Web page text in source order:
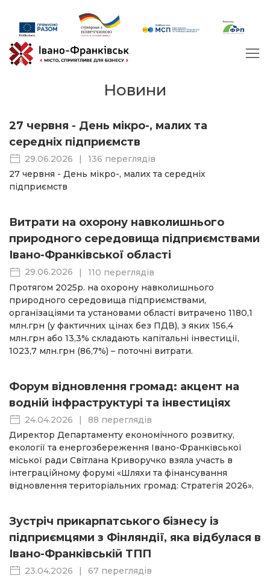
Новини
27 червня - День мікро-, малих та
середніх підприємств
29.06.2026 |
136 переглядів
27 червня - День мікро-, малих та середніх
підприємств
Витрати на охорону навколишнього
природного середовища підприємствами
Івано-Франківської області
29.06.2026 |
110 переглядів
Протягом 2025р. на охорону навколишнього
природного середовища підприємствами,
організаціями та установами області витрачено 1180,1
млн.грн (у фактичних цінах без ПДВ), з яких 156,4
млн.грн або 13,3% складають капітальні інвестиції,
1023,7 млн.грн (86,7%) – поточні витрати.
Форум відновлення громад: акцент на
водній інфраструктурі та інвестиціях
24.04.2026 |
88 переглядів
Директор Департаменту економічного розвитку,
екології та енергозбереження Івано-Франківської
міської ради Світлана Криворучко взяла участь в
інтеграційному форумі «Шляхи та фінансування
відновлення територіальних громад: Стратегія 2026».
Зустріч прикарпатського бізнесу із
підприємцями з Фінляндії, яка відбулася в
Івано-Франківській ТПП
23.04.2026 | 67 переглядів